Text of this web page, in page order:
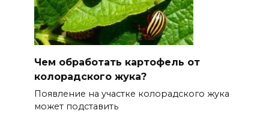
Чем обработать картофель от
колорадского жука?
Появление на участке колорадского жука
может подставить